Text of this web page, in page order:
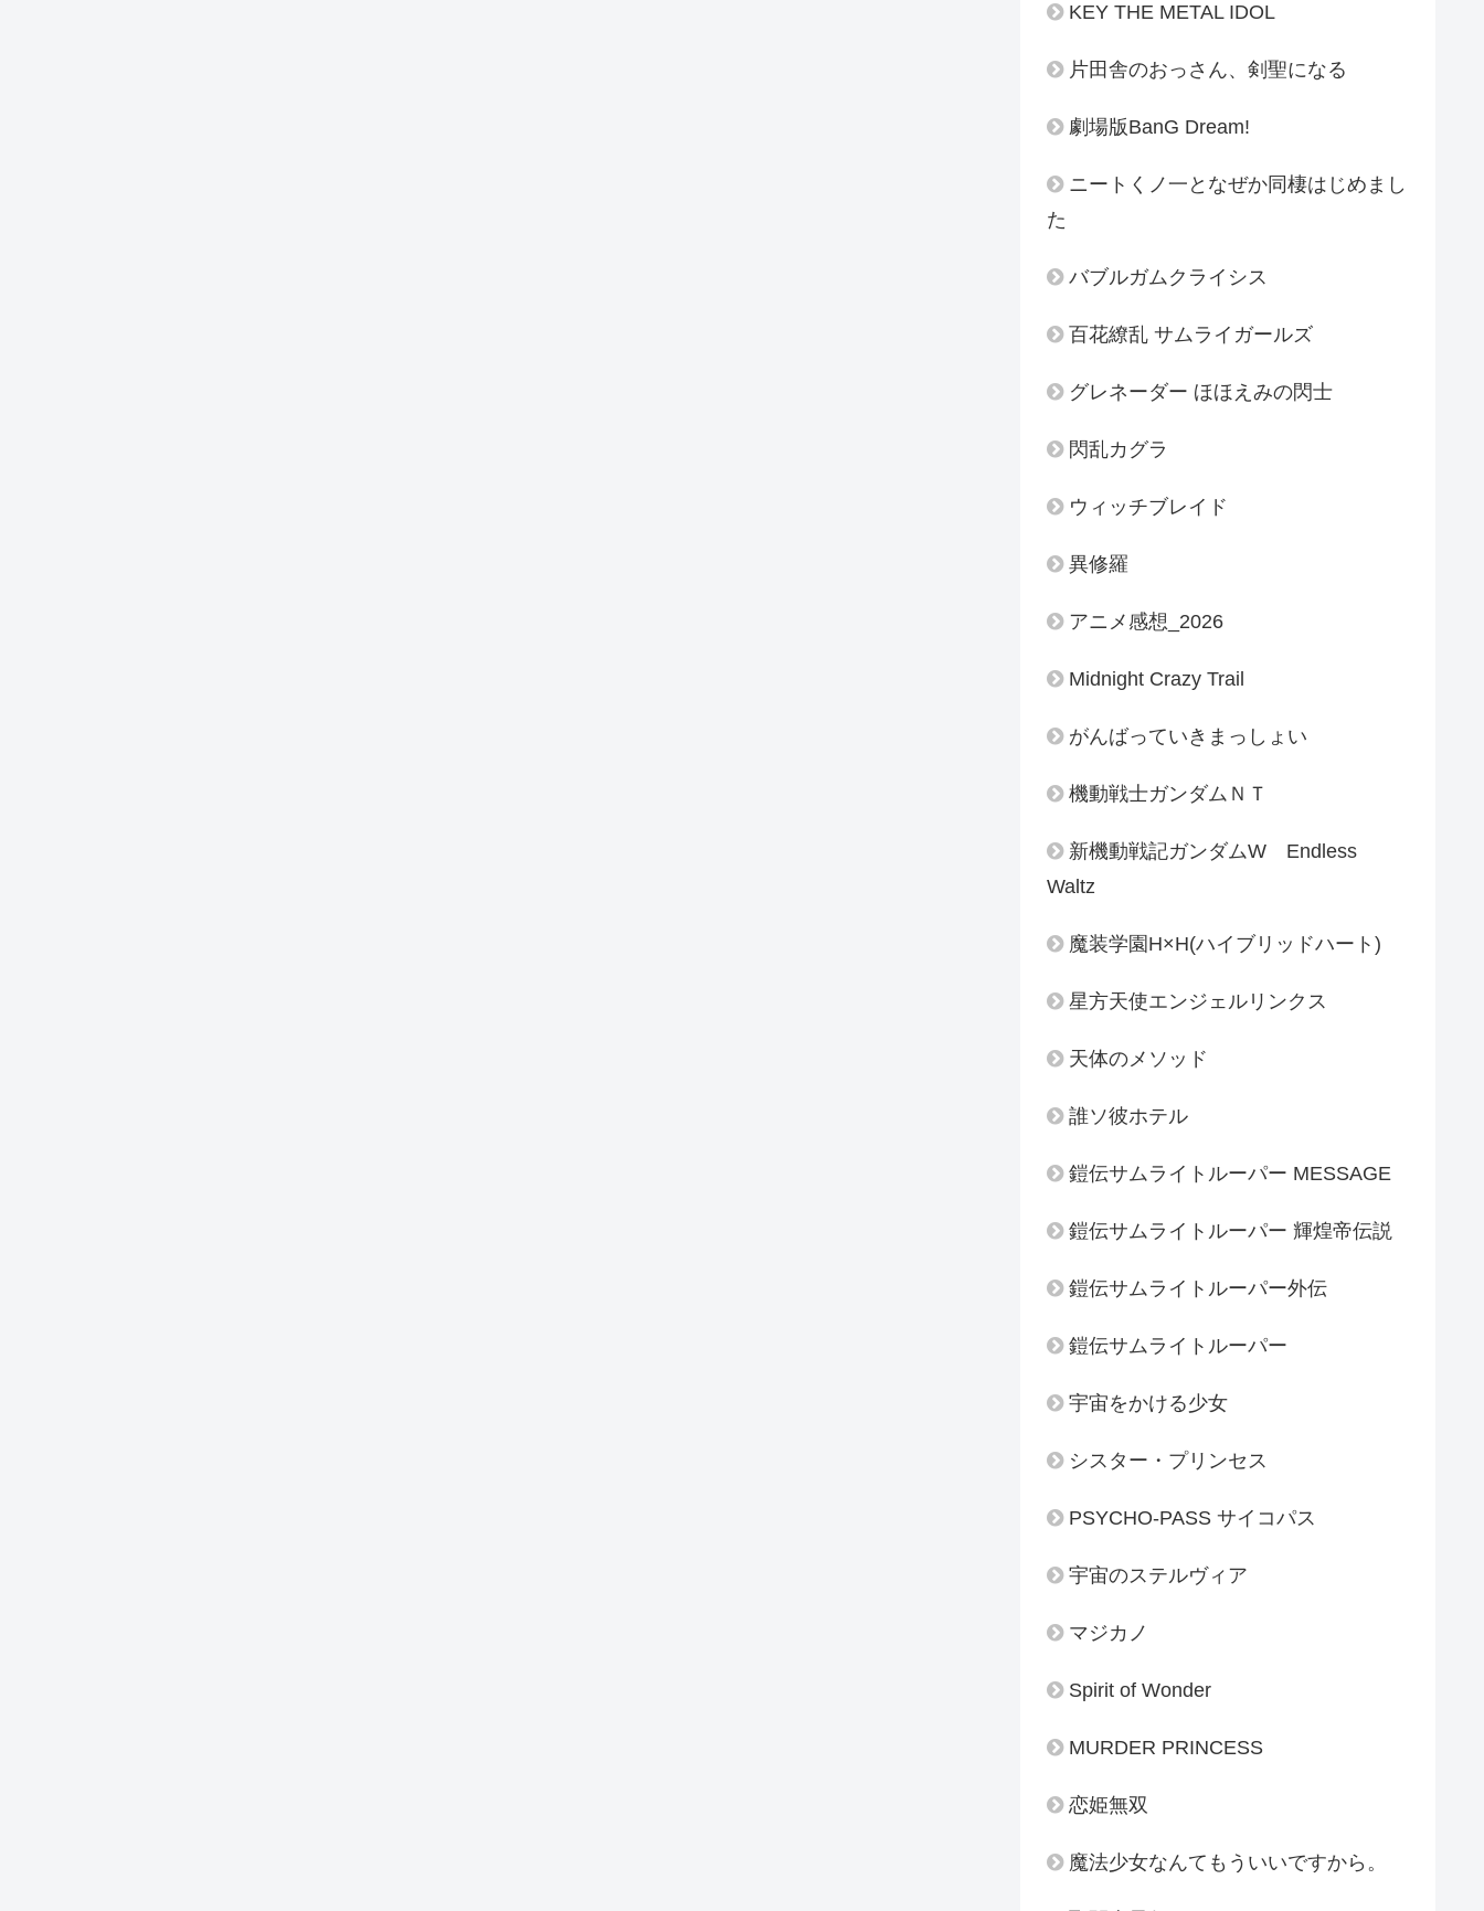
KEY THE METAL IDOL
片田舎のおっさん、剣聖になる
劇場版BanG Dream!
ニートくノ一となぜか同棲はじめまし
た
バブルガムクライシス
百花繚乱 サムライガールズ
グレネーダー ほほえみの閃士
閃乱カグラ
ウィッチブレイド
異修羅
アニメ感想_2026
Midnight Crazy Trail
がんばっていきまっしょい
機動戦士ガンダムＮＴ
新機動戦記ガンダムW Endless
Waltz
魔装学園H×H(ハイブリッドハート)
星方天使エンジェルリンクス
天体のメソッド
誰ソ彼ホテル
鎧伝サムライトルーパー MESSAGE
鎧伝サムライトルーパー 輝煌帝伝説
鎧伝サムライトルーパー外伝
鎧伝サムライトルーパー
宇宙をかける少女
シスター・プリンセス
PSYCHO-PASS サイコパス
宇宙のステルヴィア
マジカノ
Spirit of Wonder
MURDER PRINCESS
恋姫無双
魔法少女なんてもういいですから。